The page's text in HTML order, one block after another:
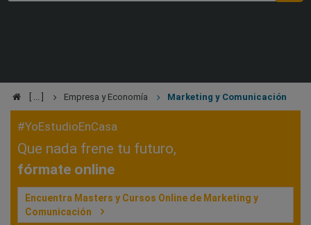
Empresa y Economía Marketing y Comunicación
#YoEstudioEnCasa
Que nada frene tu futuro,
fórmate online
Encuentra Masters y Cursos Online de Marketing y
Comunicación